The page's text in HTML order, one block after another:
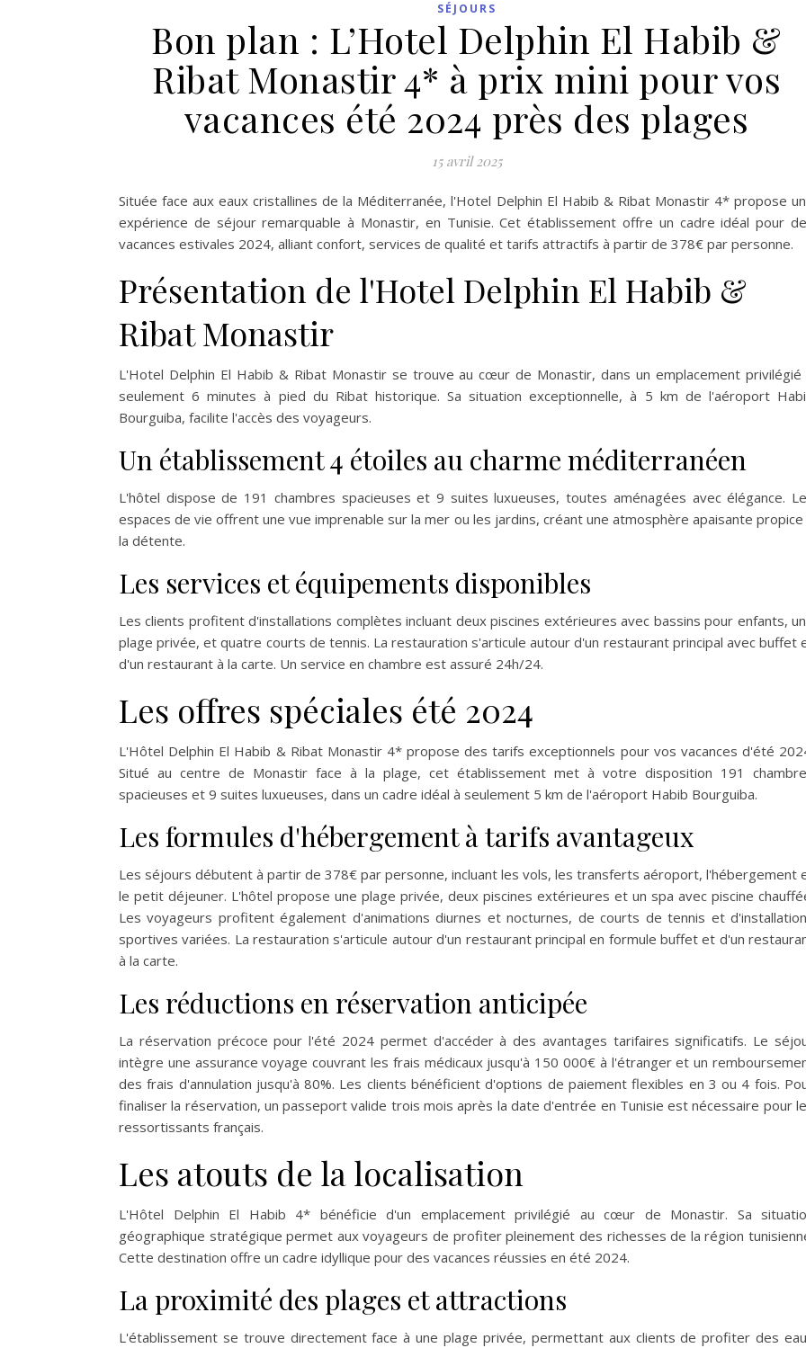
SÉJOURS
Bon plan : L’Hotel Delphin El Habib &
Ribat Monastir 4* à prix mini pour vos
vacances été 2024 près des plages
15 avril 2025
Située face aux eaux cristallines de la Méditerranée, l'Hotel Delphin El Habib & Ribat Monastir 4* propose
expérience de séjour remarquable à Monastir, en Tunisie. Cet établissement offre un cadre idéal pour
vacances estivales 2024, alliant confort, services de qualité et tarifs attractifs à partir de 378€ par personne.
Présentation de l'Hotel Delphin El Habib &
Ribat Monastir
L'Hotel Delphin El Habib & Ribat Monastir se trouve au cœur de Monastir, dans un emplacement privilégié
seulement 6 minutes à pied du Ribat historique. Sa situation exceptionnelle, à 5 km de l'aéroport
Bourguiba, facilite l'accès des voyageurs.
Un établissement 4 étoiles au charme méditerranéen
L'hôtel dispose de 191 chambres spacieuses et 9 suites luxueuses, toutes aménagées avec élégance.
espaces de vie offrent une vue imprenable sur la mer ou les jardins, créant une atmosphère apaisante propice
la détente.
Les services et équipements disponibles
Les clients profitent d'installations complètes incluant deux piscines extérieures avec bassins pour enfants,
plage privée, et quatre courts de tennis. La restauration s'articule autour d'un restaurant principal avec buffet
d'un restaurant à la carte. Un service en chambre est assuré 24h/24.
Les offres spéciales été 2024
L'Hôtel Delphin El Habib & Ribat Monastir 4* propose des tarifs exceptionnels pour vos vacances d'été
Situé au centre de Monastir face à la plage, cet établissement met à votre disposition 191
spacieuses et 9 suites luxueuses, dans un cadre idéal à seulement 5 km de l'aéroport Habib Bourguiba.
Les formules d'hébergement à tarifs avantageux
Les séjours débutent à partir de 378€ par personne, incluant les vols, les transferts aéroport, l'hébergement
le petit déjeuner. L'hôtel propose une plage privée, deux piscines extérieures et un spa avec piscine
Les voyageurs profitent également d'animations diurnes et nocturnes, de courts de tennis et
sportives variées. La restauration s'articule autour d'un restaurant principal en formule buffet et d'un
à la carte.
Les réductions en réservation anticipée
La réservation précoce pour l'été 2024 permet d'accéder à des avantages tarifaires significatifs. Le
intègre une assurance voyage couvrant les frais médicaux jusqu'à 150 000€ à l'étranger et un
des frais d'annulation jusqu'à 80%. Les clients bénéficient d'options de paiement flexibles en 3 ou 4 fois.
finaliser la réservation, un passeport valide trois mois après la date d'entrée en Tunisie est nécessaire pour
ressortissants français.
Les atouts de la localisation
L'Hôtel Delphin El Habib 4* bénéficie d'un emplacement privilégié au cœur de Monastir. Sa
géographique stratégique permet aux voyageurs de profiter pleinement des richesses de la région
Cette destination offre un cadre idyllique pour des vacances réussies en été 2024.
La proximité des plages et attractions
L'établissement se trouve directement face à une plage privée, permettant aux clients de profiter des